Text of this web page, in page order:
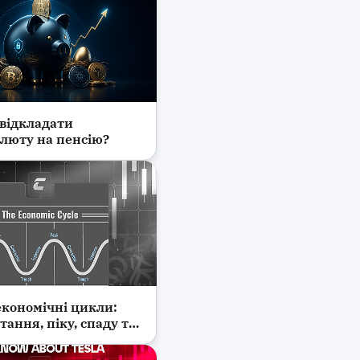
на пенсію?
цикли:
піку, спаду та